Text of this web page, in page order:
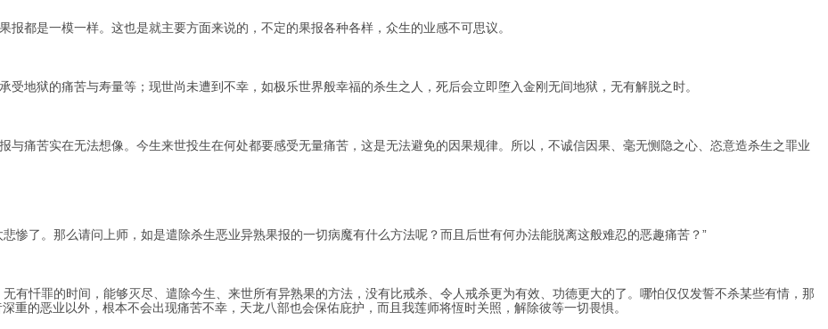
都是一模一样。这也是就主要方面来说的，不定的果报各种各样，众生的业感不可思议。
地狱的痛苦与寿量等；现世尚未遭到不幸，如极乐世界般幸福的杀生之人，死后会立即堕入金刚无间地狱，无有解脱之时。
痛苦实在无法想像。今生来世投生在何处都要感受无量痛苦，这是无法避免的因果规律。所以，不诚信因果、毫无恻隐之心、恣意造杀生之罪业
了。那么请问上师，如是遣除杀生恶业异熟果报的一切病魔有什么方法呢？而且后世有何办法能脱离这般难忍的恶趣痛苦？”
忏罪的时间，能够灭尽、遣除今生、来世所有异熟果的方法，没有比戒杀、令人戒杀更为有效、功德更大的了。哪怕仅仅发誓不杀某些有情，那
重的恶业以外，根本不会出现痛苦不幸，天龙八部也会保佑庇护，而且我莲师将恆时关照，解除彼等一切畏惧。